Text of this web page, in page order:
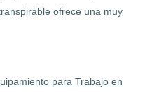
ofrece una muy
para Trabajo en